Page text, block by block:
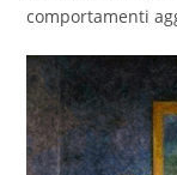
comportamenti